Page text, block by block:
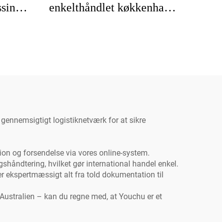
enkelthåndlet køkkenhane
gennemsigtigt logistiknetværk for at sikre
og forsendelse via vores online-system.
hvilket gør international handel enkel.
ekspertmæssigt alt fra told dokumentation til
– kan du regne med, at Youchu er et